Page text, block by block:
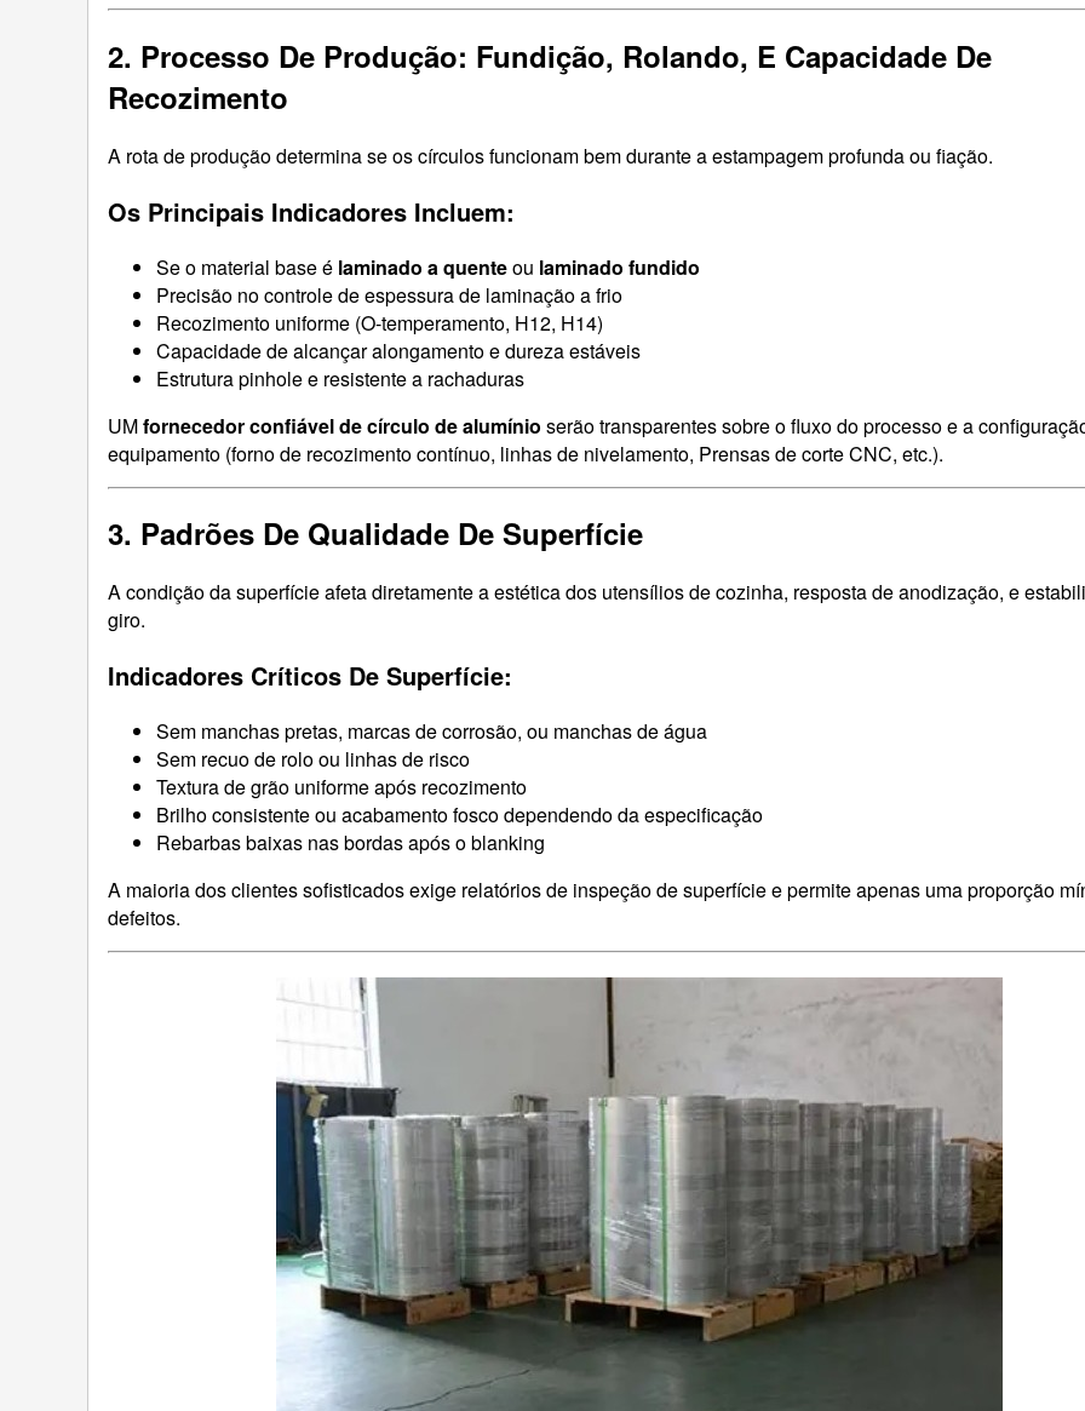
2. Processo De Produção: Fundição, Rolando, E Capacidade De
Recozimento
A rota de produção determina se os círculos funcionam bem durante a estampagem profunda ou fiação.
Os Principais Indicadores Incluem:
Se o material base é laminado a quenteou laminado fundido
Precisão no controle de espessura de laminação a frio
Recozimento uniforme (O-temperamento, H12, H14)
Capacidade de alcançar alongamento e dureza estáveis
Estrutura pinhole e resistente a rachaduras
UMfornecedor confiável de círculo de alumínio serão transparentes sobre o fluxo do processo e a
equipamento (forno de recozimento contínuo, linhas de nivelamento, Prensas de corte CNC, etc.).
3. Padrões De Qualidade De Superfície
A condição da superfície afeta diretamente a estética dos utensílios de cozinha, resposta de anodização, e
giro.
Indicadores Críticos De Superfície:
Sem manchas pretas, marcas de corrosão, ou manchas de água
Sem recuo de rolo ou linhas de risco
Textura de grão uniforme após recozimento
Brilho consistente ou acabamento fosco dependendo da especificação
Rebarbas baixas nas bordas após o blanking
A maioria dos clientes sofisticados exige relatórios de inspeção de superfície e permite apenas uma proporção
defeitos.